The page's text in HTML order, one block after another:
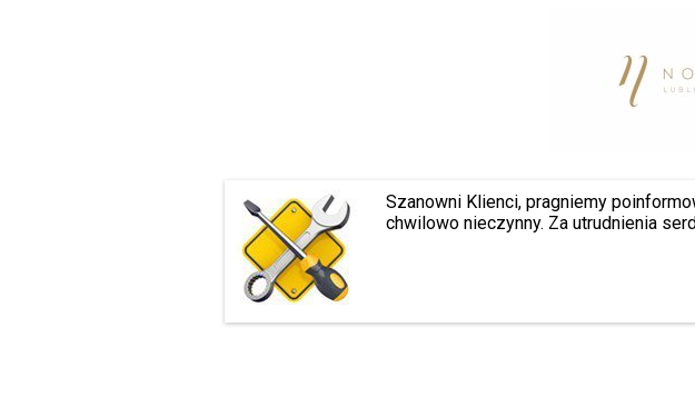
Szanowni Klienci, pragniemy
chwilowo nieczynny. Za utrudnienia